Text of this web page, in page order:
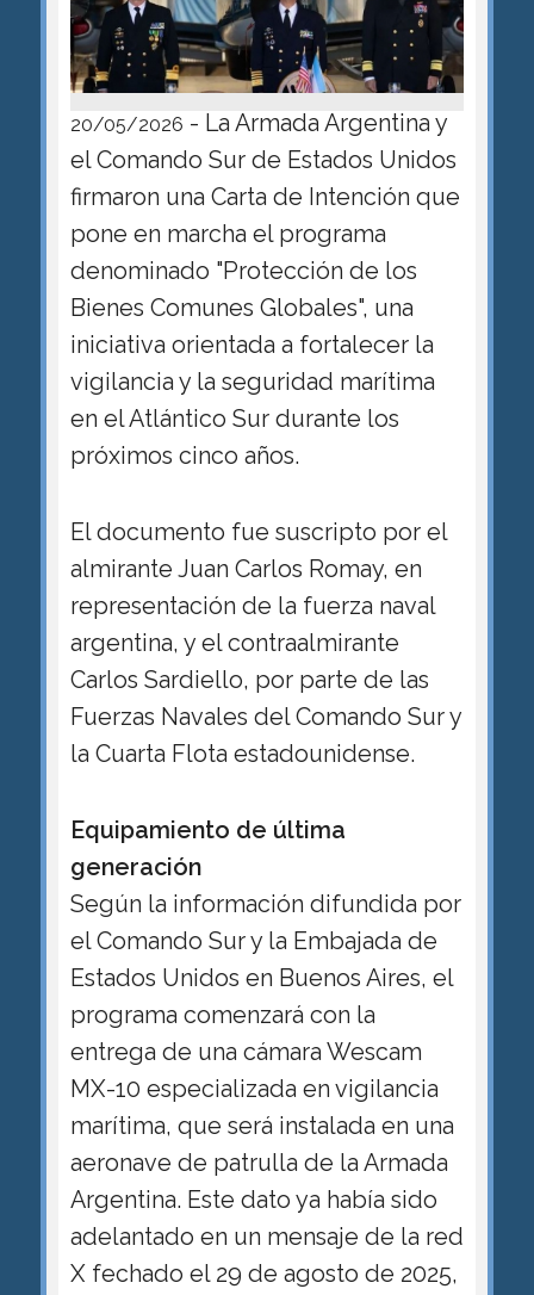
20/05/2026 - La Armada Argentina y
el Comando Sur de Estados Unidos
firmaron una Carta de Intención que
pone en marcha el programa
denominado "Protección de los
Bienes Comunes Globales", una
iniciativa orientada a fortalecer la
vigilancia y la seguridad marítima
en el Atlántico Sur durante los
próximos cinco años.
El documento fue suscripto por el
almirante Juan Carlos Romay, en
representación de la fuerza naval
argentina, y el contraalmirante
Carlos Sardiello, por parte de las
Fuerzas Navales del Comando Sur y
la Cuarta Flota estadounidense.
Equipamiento de última
generación
Según la información difundida por
el Comando Sur y la Embajada de
Estados Unidos en Buenos Aires, el
programa comenzará con la
entrega de una cámara Wescam
MX-10 especializada en vigilancia
marítima, que será instalada en una
aeronave de patrulla de la Armada
Argentina. Este dato ya había sido
adelantado en un mensaje de la red
X fechado el 29 de agosto de 2025,